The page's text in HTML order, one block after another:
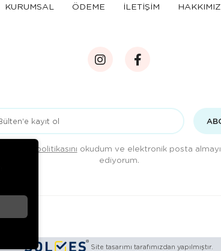
KURUMSAL ÖDEME İLETİŞİM
Gizlilik politikasını okudum ve elektronik posta
ediyorum.
Site tasarımı tarafımızdan yapılmıştır.